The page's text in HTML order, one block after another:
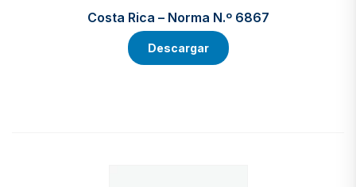
Costa Rica – Norma N.º 6867
Descargar